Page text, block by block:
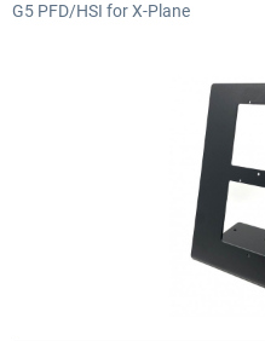
G5 PFD/HSI for X-Plane